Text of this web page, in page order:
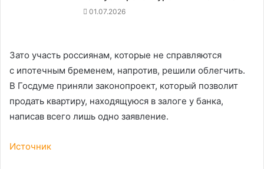
01.07.2026
Зато участь россиянам, которые не справляются
с ипотечным бременем, напротив, решили облегчить.
В Госдуме приняли законопроект, который позволит
продать квартиру, находящуюся в залоге у банка,
написав всего лишь одно заявление.
Источник